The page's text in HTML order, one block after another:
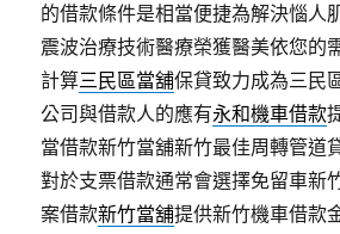
的借款條件是相當便捷為解決惱人
震波治療技術醫療榮獲醫美依您的
計算三民區當舖保貸致力成為三民
公司與借款人的應有永和機車借款
當借款新竹當舖新竹最佳周轉管道
對於支票借款通常會選擇免留車新
案借款新竹當舖提供新竹機車借款